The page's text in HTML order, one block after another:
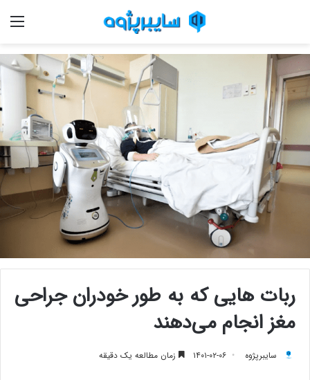
ربات هایی که به طور خودران جراحی
مغز انجام می‌دهند
سایبرپژوه ۱۴۰۱-۰۲-۰۶ زمان مطالعه یک دقیقه